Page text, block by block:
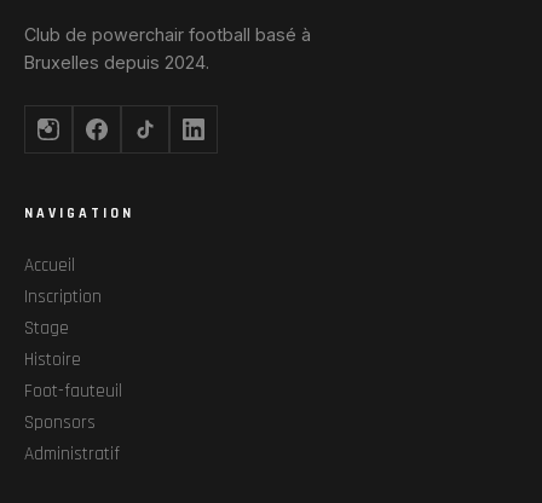
Club de powerchair football basé à
Bruxelles depuis 2024.
NAVIGATION
Accueil
Inscription
Stage
Histoire
Foot-fauteuil
Sponsors
Administratif